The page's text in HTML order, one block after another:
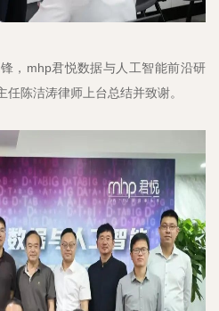
，mhp君悦数据与人工智能前沿研
陈洁涛律师上台总结并致谢。